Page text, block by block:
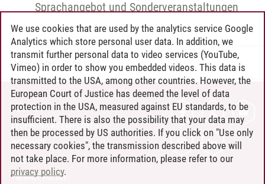
Sprachangebot und Sonderveranstaltungen
Andreea Tribel 30.06.2024
CONTACT
LEUPHANA AS EMPLOYER
INTRANET
SITE NOTICE
PRIVACY POLICY
We use cookies that are used by the analytics service Google
Analytics which store personal user data. In addition, we
transmit further personal data to video services (YouTube,
Vimeo) in order to show you embedded videos. This data is
transmitted to the USA, among other countries. However, the
European Court of Justice has deemed the level of data
protection in the USA, measured against EU standards, to be
insufficient. There is also the possibility that your data may
then be processed by US authorities. If you click on "Use only
necessary cookies", the transmission described above will
not take place. For more information, please refer to our
privacy policy.